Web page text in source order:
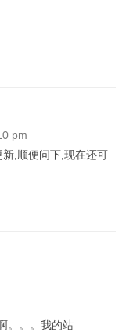
pm
,顺便问下,现在还可
。。。我的站